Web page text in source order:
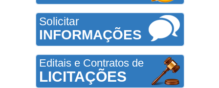
Solicitar
INFORMAÇÕES
Editais e Contratos de
LICITAÇÕES